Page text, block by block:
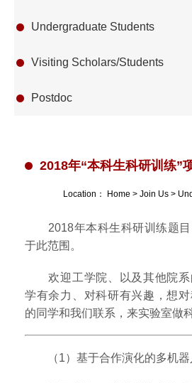
Undergraduate Students
Visiting Scholars/Students
Postdoc
2018年“本科生科研训练”
Location： Home > Join Us >
2018年本科生科研训练题目
于此范围。
欢迎工学院、以及其他院系
学有余力、对科研有兴趣，想
的同学和我们联系，来实验室做科
（1）基于合作演化的多机器